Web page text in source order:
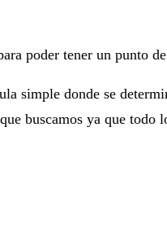
poder tener un punto
simple donde se
buscamos ya que todo